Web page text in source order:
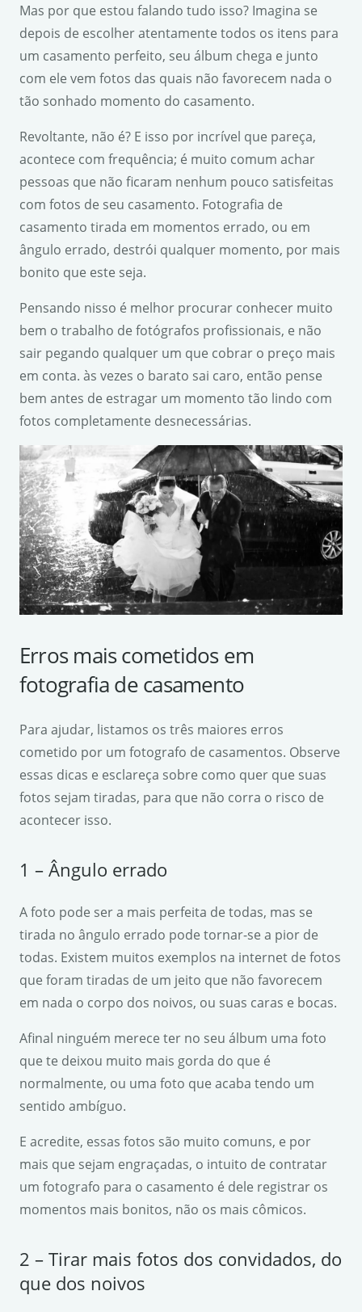
Mas por que estou falando tudo isso? Imagina se
depois de escolher atentamente todos os itens para
um casamento perfeito, seu álbum chega e junto
com ele vem fotos das quais não favorecem nada o
tão sonhado momento do casamento.
Revoltante, não é? E isso por incrível que pareça,
acontece com frequência; é muito comum achar
pessoas que não ficaram nenhum pouco satisfeitas
com fotos de seu casamento. Fotografia de
casamento tirada em momentos errado, ou em
ângulo errado, destrói qualquer momento, por mais
bonito que este seja.
Pensando nisso é melhor procurar conhecer muito
bem o trabalho de fotógrafos profissionais, e não
sair pegando qualquer um que cobrar o preço mais
em conta. às vezes o barato sai caro, então pense
bem antes de estragar um momento tão lindo com
fotos completamente desnecessárias.
Erros mais cometidos em
fotografia de casamento
Para ajudar, listamos os três maiores erros
cometido por um fotografo de casamentos. Observe
essas dicas e esclareça sobre como quer que suas
fotos sejam tiradas, para que não corra o risco de
acontecer isso.
1 – Ângulo errado
A foto pode ser a mais perfeita de todas, mas se
tirada no ângulo errado pode tornar-se a pior de
todas. Existem muitos exemplos na internet de fotos
que foram tiradas de um jeito que não favorecem
em nada o corpo dos noivos, ou suas caras e bocas.
Afinal ninguém merece ter no seu álbum uma foto
que te deixou muito mais gorda do que é
normalmente, ou uma foto que acaba tendo um
sentido ambíguo.
E acredite, essas fotos são muito comuns, e por
mais que sejam engraçadas, o intuito de contratar
um fotografo para o casamento é dele registrar os
momentos mais bonitos, não os mais cômicos.
2 – Tirar mais fotos dos convidados, do
que dos noivos